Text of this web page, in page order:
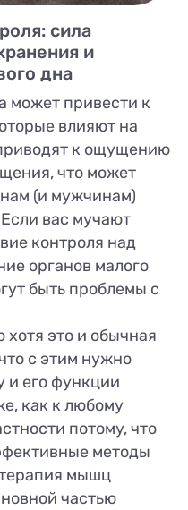
сила
и
дна
может привести к
влияют на
к ощущению
что может
(и мужчинам)
вас мучают
контроля над
органов малого
быть проблемы с
хотя это и обычная
с этим нужно
и его функции
как к любому
потому, что
методы
мышц
частью